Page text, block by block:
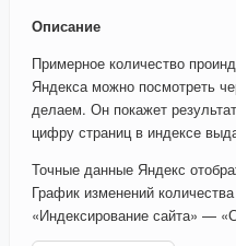
Описание
Примерное количество
Яндекса можно посмотреть
делаем. Он покажет
цифру страниц в индексе
Точные данные Яндекс
График изменений
«Индексирование сайта» —